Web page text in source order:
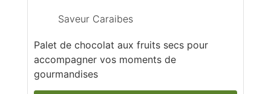
Saveur Caraibes
Palet de chocolat aux fruits secs pour
accompagner vos moments de
gourmandises